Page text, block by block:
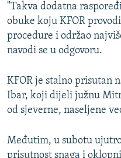
"Takva dodatna
obuke koju KFOR
procedure i održao
navodi se u odgovoru.
KFOR je stalno prisutan
Ibar, koji dijeli južnu
od sjeverne, naseljene
Međutim, u subotu
prisutnost snaga i